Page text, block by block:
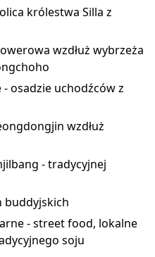
królestwa Silla z
wzdłuż wybrzeża
osadzie uchodźców z
wzdłuż
- tradycyjnej
buddyjskich
- street food, lokalne
soju